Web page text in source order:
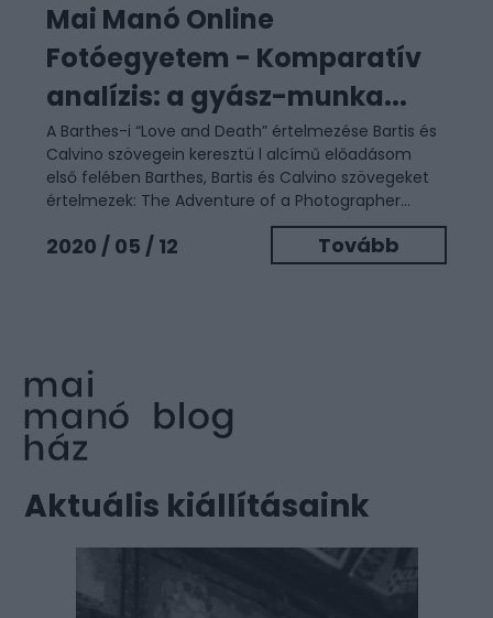
Mai Manó Online
Fotóegyetem - Komparatív
analízis: a gyász-munka...
A Barthes-i “Love and Death” értelmezése Bartis és
Calvino szövegein keresztü l alcímű előadásom
első felében Barthes, Bartis és Calvino szövegeket
értelmezek: The Adventure of a Photographer...
2020 / 05 / 12 Tovább
Aktuális kiállításaink